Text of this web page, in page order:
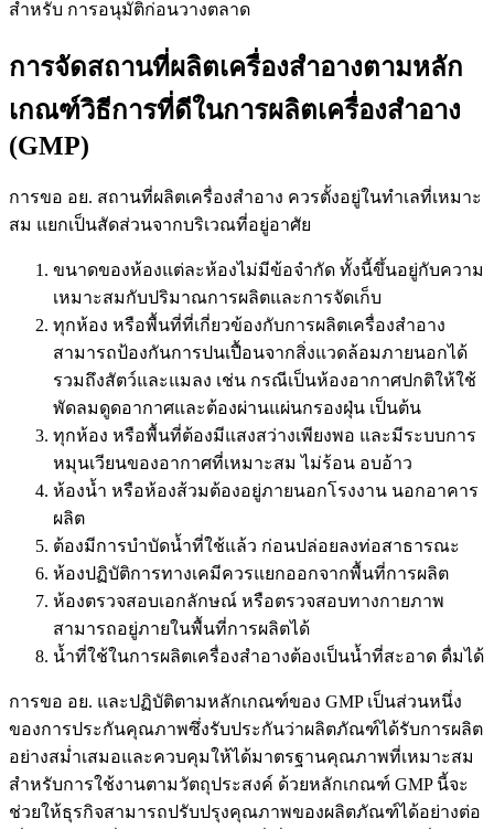
สำหรับ การอนุมัติก่อนวางตลาด
การจัดสถานที่ผลิตเครื่องสำอางตามหลัก
เกณฑ์วิธีการที่ดีในการผลิตเครื่องสำอาง
(GMP)
การขอ อย. สถานที่ผลิตเครื่องสำอาง ควรตั้งอยู่ในทำเลที่เหมาะ
สม แยกเป็นสัดส่วนจากบริเวณที่อยู่อาศัย
ขนาดของห้องแต่ละห้องไม่มีข้อจำกัด ทั้งนี้ขึ้นอยู่กับความ
เหมาะสมกับปริมาณการผลิตและการจัดเก็บ
ทุกห้อง หรือพื้นที่ที่เกี่ยวข้องกับการผลิตเครื่องสำอาง
สามารถป้องกันการปนเปื้อนจากสิ่งแวดล้อมภายนอกได้
รวมถึงสัตว์และแมลง เช่น กรณีเป็นห้องอากาศปกติให้ใช้
พัดลมดูดอากาศและต้องผ่านแผ่นกรองฝุ่น เป็นต้น
ทุกห้อง หรือพื้นที่ต้องมีแสงสว่างเพียงพอ และมีระบบการ
หมุนเวียนของอากาศที่เหมาะสม ไม่ร้อน อบอ้าว
ห้องน้ำ หรือห้องส้วมต้องอยู่ภายนอกโรงงาน นอกอาคาร
ผลิต
ต้องมีการบำบัดน้ำที่ใช้แล้ว ก่อนปล่อยลงท่อสาธารณะ
ห้องปฏิบัติการทางเคมีควรแยกออกจากพื้นที่การผลิต
ห้องตรวจสอบเอกลักษณ์ หรือตรวจสอบทางกายภาพ
สามารถอยู่ภายในพื้นที่การผลิตได้
น้ำที่ใช้ในการผลิตเครื่องสำอางต้องเป็นน้ำที่สะอาด ดื่มได้
การขอ อย. และปฏิบัติตามหลักเกณฑ์ของ GMP เป็นส่วนหนึ่ง
ของการประกันคุณภาพซึ่งรับประกันว่าผลิตภัณฑ์ได้รับการผลิต
อย่างสม่ำเสมอและควบคุมให้ได้มาตรฐานคุณภาพที่เหมาะสม
สำหรับการใช้งานตามวัตถุประสงค์ ด้วยหลักเกณฑ์ GMP นี้จะ
ช่วยให้ธุรกิจสามารถปรับปรุงคุณภาพของผลิตภัณฑ์ได้อย่างต่อ